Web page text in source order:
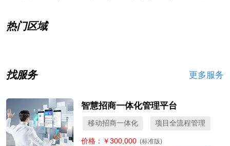
热门区域
找服务 更多服务
智慧招商一体化管理平台
移动招商一体化 项目全流程管理
价格：￥300,000 (标准版)